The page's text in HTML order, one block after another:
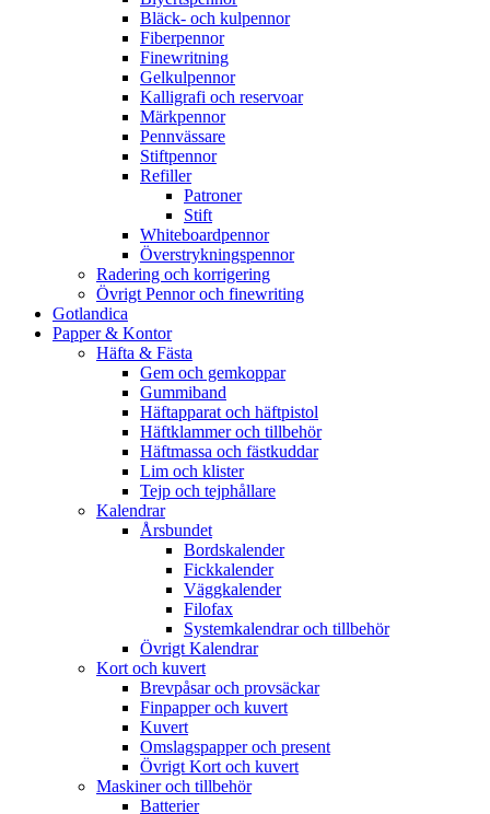
Bläck- och kulpennor
Fiberpennor
Finewritning
Gelkulpennor
Kalligrafi och reservoar
Märkpennor
Pennvässare
Stiftpennor
Refiller
Patroner
Stift
Whiteboardpennor
Överstrykningspennor
Radering och korrigering
Övrigt Pennor och finewriting
Gotlandica
Papper & Kontor
Häfta & Fästa
Gem och gemkoppar
Gummiband
Häftapparat och häftpistol
Häftklammer och tillbehör
Häftmassa och fästkuddar
Lim och klister
Tejp och tejphållare
Kalendrar
Årsbundet
Bordskalender
Fickkalender
Väggkalender
Filofax
Systemkalendrar och tillbehör
Övrigt Kalendrar
Kort och kuvert
Brevpåsar och provsäckar
Finpapper och kuvert
Kuvert
Omslagspapper och present
Övrigt Kort och kuvert
Maskiner och tillbehör
Batterier